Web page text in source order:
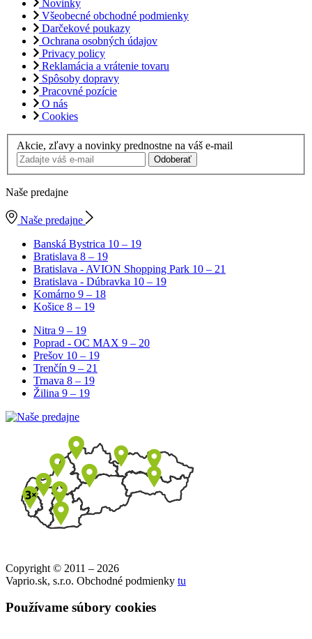
Novinky
Všeobecné obchodné podmienky
Darčekové poukazy
Ochrana osobných údajov
Privacy policy
Reklamácia a vrátenie tovaru
Spôsoby dopravy
Pracovné pozície
O nás
Cookies
Akcie, zľavy a novinky prednostne na váš e-mail
Odoberať
Naše predajne
Naše predajne
Banská Bystrica 10 – 19
Bratislava 8 – 19
Bratislava - AVION Shopping Park 10 – 21
Bratislava - Dúbravka 10 – 19
Komárno 9 – 18
Košice 8 – 19
Nitra 9 – 19
Poprad - OC MAX 9 – 20
Prešov 10 – 19
Trenčín 9 – 21
Trnava 8 – 19
Žilina 9 – 19
Copyright © 2011 – 2026
Vaprio.sk, s.r.o. Obchodné podmienky tu
Používame súbory cookies